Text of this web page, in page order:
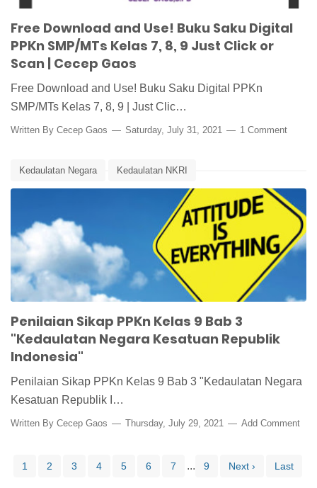
Free Download and Use! Buku Saku Digital
PPKn SMP/MTs Kelas 7, 8, 9 Just Click or
Scan | Cecep Gaos
Free Download and Use! Buku Saku Digital PPKn
SMP/MTs Kelas 7, 8, 9 | Just Clic…
Written By Cecep Gaos Saturday, July 31, 2021 1 Comment
Kedaulatan Negara Kedaulatan NKRI
Penilaian Sikap
Penilaian Sikap PPKn Kelas 9 bab 3
Penilaian Sikap PPKn Kelas 9 Bab 3
"Kedaulatan Negara Kesatuan Republik
Indonesia"
Penilaian Sikap PPKn Kelas 9 Bab 3 "Kedaulatan Negara
Kesatuan Republik I…
Written By Cecep Gaos Thursday, July 29, 2021 Add Comment
1 2 3 4 5 6 7 ... 9 Next › Last